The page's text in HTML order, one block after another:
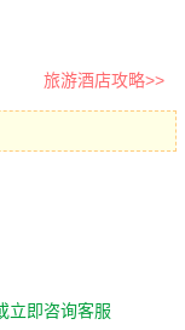
旅游酒店攻略>>
立即咨询客服